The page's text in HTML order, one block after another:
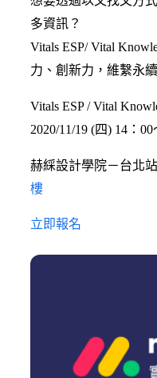
多資訊？
Vitals ESP/ Vital
力、創新力，維繫永
Vitals ESP / Vital
2020/11/19 (四) 14：
赫綵設計學院－台北
樓
立即報名